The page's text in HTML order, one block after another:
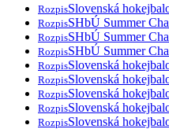
RozpisSlovenská
RozpisSHbÚ Summer
RozpisSHbÚ Summer
RozpisSHbÚ Summer
RozpisSlovenská
RozpisSlovenská
RozpisSlovenská
RozpisSlovenská
RozpisSlovenská